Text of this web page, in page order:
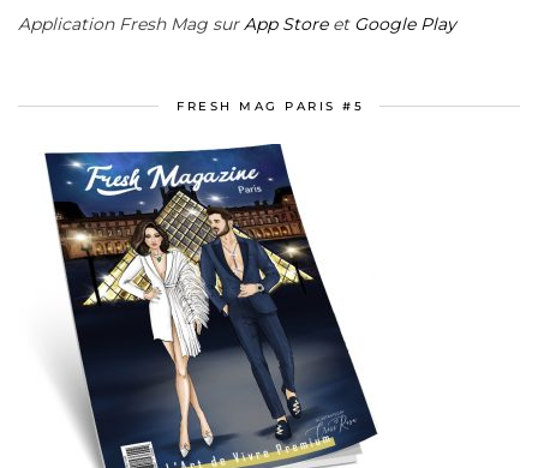
Application Fresh Mag surApp Storeet Google Play
FRESH MAG PARIS #5